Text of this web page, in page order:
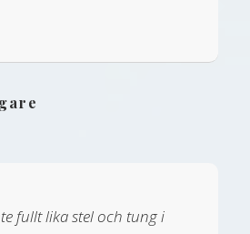
fullt lika stel och tung i